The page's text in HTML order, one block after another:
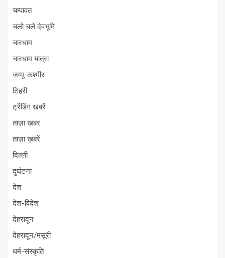
चम्पावत
चलो चले देवभूमि
चारधाम
चारधाम यात्रा
जम्मू-कश्मीर
टिहरी
ट्रेंडिंग खबरें
ताज़ा ख़बर
ताज़ा ख़बरें
दिल्ली
दुर्घटना
देश
देश-विदेश
देहरादून
देहरादून/मसूरी
धर्म-संस्कृति